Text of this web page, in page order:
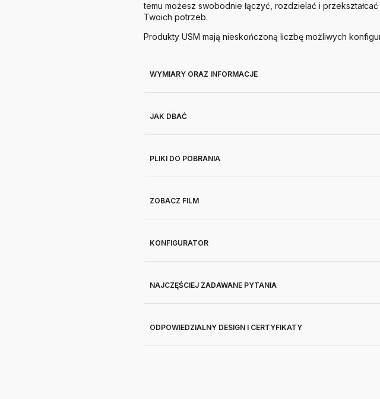
temu możesz swobodnie łączyć, rozdzielać i
Twoich potrzeb.
Produkty USM mają nieskończoną liczbę możliwych
WYMIARY ORAZ INFORMACJE
JAK DBAĆ
PLIKI DO POBRANIA
ZOBACZ FILM
KONFIGURATOR
NAJCZĘŚCIEJ ZADAWANE PYTANIA
ODPOWIEDZIALNY DESIGN I CERTYFIKATY